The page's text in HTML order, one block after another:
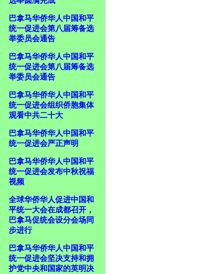
巴拿马华侨华人中国和平
统一促进会第八届筹备选
举委员会通告
巴拿马华侨华人中国和平
统一促进会第八届筹备选
举委员会通告
巴拿马华侨华人中国和平
统一促进会组织侨胞集体
观看中共二十大
巴拿马华侨华人中国和平
统一促进会严正声明
巴拿马华侨华人中国和平
统一促进会发布中秋祝福
视频
全球华侨华人促进中国和
平统一大会在成都召开，
巴拿马促统会设分会场同
步进行
巴拿马华侨华人中国和平
统一促进会坚决支持和拥
护党中央和国家的英明决